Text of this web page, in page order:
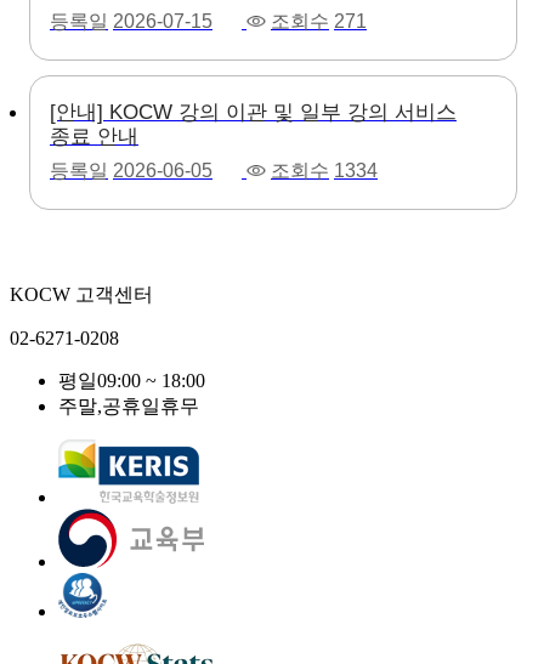
등록일 2026-07-15 조회수 271
[안내] KOCW 강의 이관 및 일부 강의 서비스
종료 안내
등록일 2026-06-05 조회수 1334
KOCW 고객센터
02-6271-0208
평일09:00 ~ 18:00
주말,공휴일휴무